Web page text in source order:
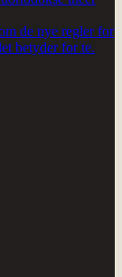
de nye regler for
betyder for te.